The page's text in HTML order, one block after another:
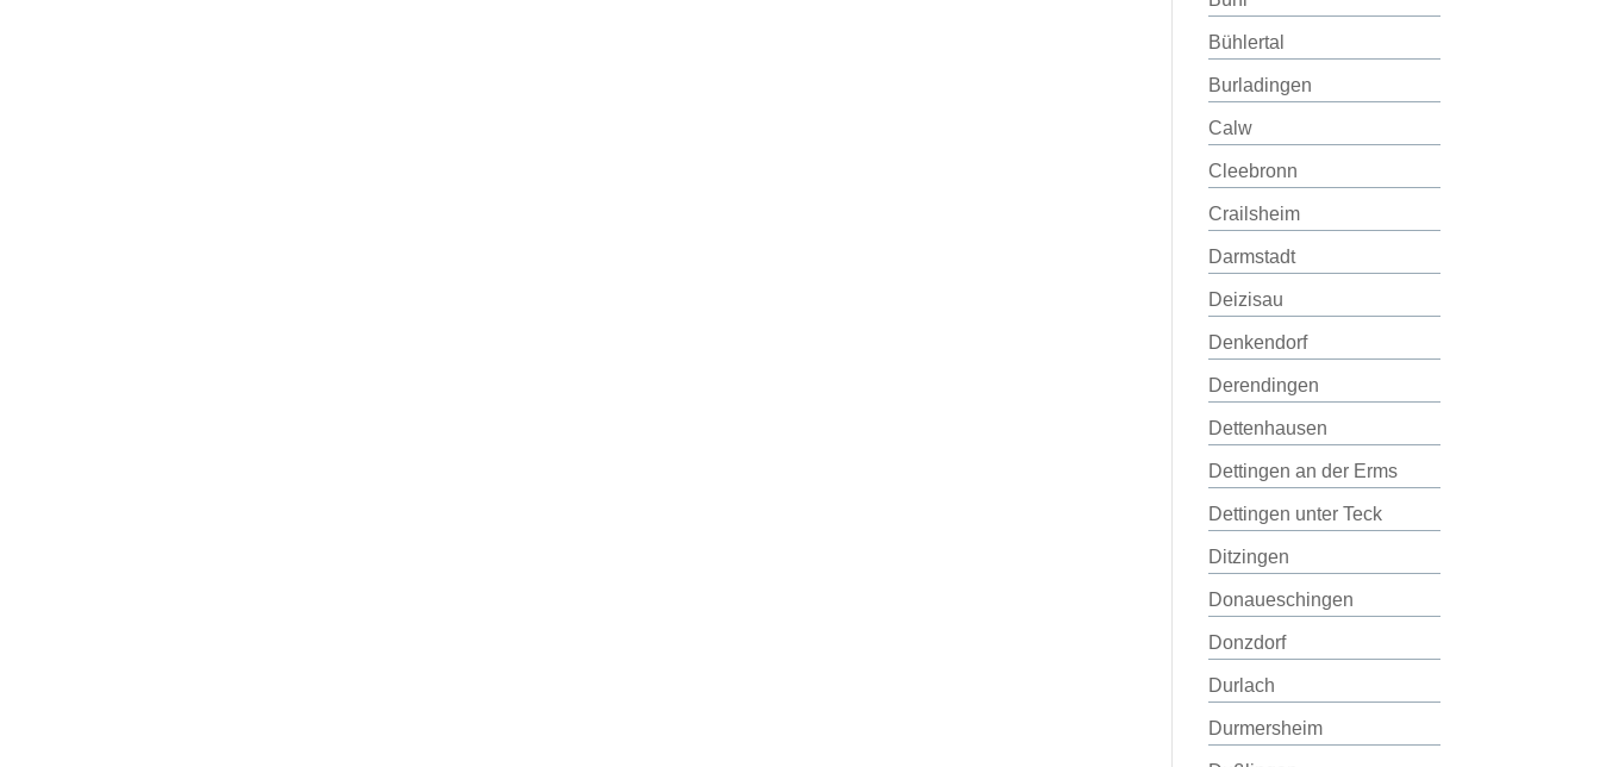
Bühlertal
Burladingen
Calw
Cleebronn
Crailsheim
Darmstadt
Deizisau
Denkendorf
Derendingen
Dettenhausen
Dettingen an der Erms
Dettingen unter Teck
Ditzingen
Donaueschingen
Donzdorf
Durlach
Durmersheim